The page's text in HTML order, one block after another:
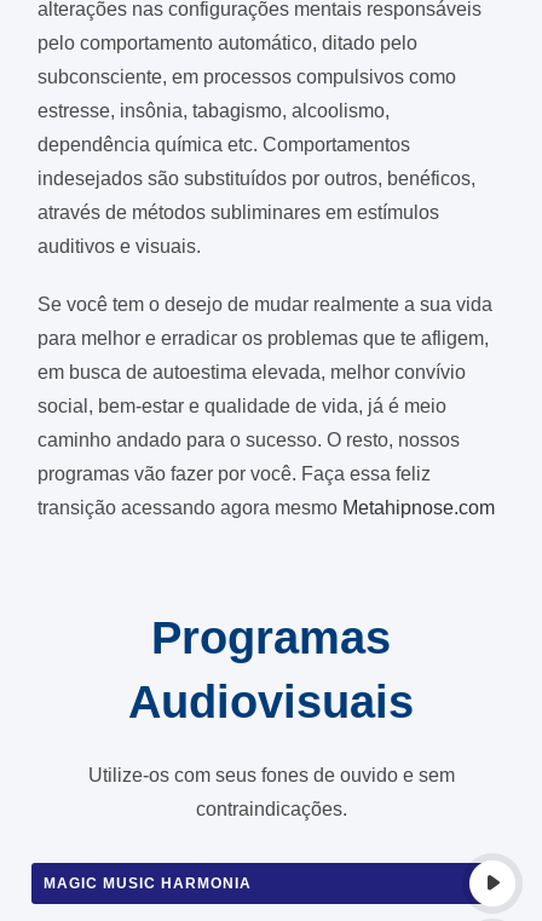
alterações nas configurações mentais responsáveis
pelo comportamento automático, ditado pelo
subconsciente, em processos compulsivos como
estresse, insônia, tabagismo, alcoolismo,
dependência química etc. Comportamentos
indesejados são substituídos por outros, benéficos,
através de métodos subliminares em estímulos
auditivos e visuais.
Se você tem o desejo de mudar realmente a sua vida
para melhor e erradicar os problemas que te afligem,
em busca de autoestima elevada, melhor convívio
social, bem-estar e qualidade de vida, já é meio
caminho andado para o sucesso. O resto, nossos
programas vão fazer por você. Faça essa feliz
transição acessando agora mesmo Metahipnose.com
Programas
Audiovisuais
Utilize-os com seus fones de ouvido e sem
contraindicações.
MAGIC MUSIC HARMONIA